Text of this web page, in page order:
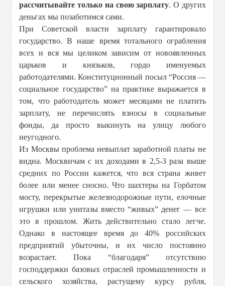
рассчитывайте только на свою зарплату. О других
деньгах мы позаботимся сами.
При Советской власти зарплату гарантировало
государство. В наше время тотального ограбления
всех и вся мы целиком зависим от новоявленных
царьков и князьков, гордо именуемых
работодателями. Конституционный посыл “Россия —
социальное государство” на практике выражается в
том, что работодатель может месяцами не платить
зарплату, не перечислять взносы в социальные
фонды, да просто выкинуть на улицу любого
неугодного.
Из Москвы проблема невыплат заработной платы не
видна. Москвичам с их доходами в 2,5-3 раза выше
средних по России кажется, что вся страна живет
более или менее сносно. Что шахтеры на Горбатом
мосту, перекрытые железнодорожные пути, елочные
игрушки или унитазы вместо “живых” денег — все
это в прошлом. Жить действительно стало легче.
Однако в настоящее время до 40% российских
предприятий убыточны, и их число постоянно
возрастает. Пока “благодаря” отсутствию
господдержки базовых отраслей промышленности и
сельского хозяйства, растущему курсу рубля,